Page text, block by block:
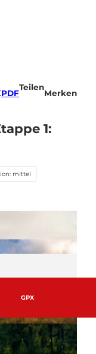
PDF
Teilen
Merken
1:
mittel
UNESCO Biosphäre Entlebuch
GPX